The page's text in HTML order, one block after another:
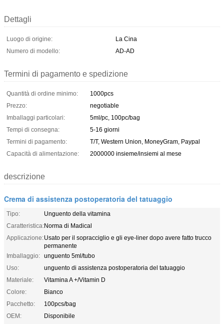
Dettagli
Luogo di origine:
La Cina
Numero di modello:
AD-AD
Termini di pagamento e spedizione
Quantità di ordine minimo:
1000pcs
Prezzo:
negotiable
Imballaggi particolari:
5ml/pc, 100pc/bag
Tempi di consegna:
5-16 giorni
Termini di pagamento:
T/T, Western Union, MoneyGram, Paypal
Capacità di alimentazione:
2000000 insieme/insiemi al mese
descrizione
Crema di assistenza postoperatoria del tatuaggio
Tipo:
Unguento della vitamina
Caratteristica:Norma di Madical
Applicazione:Usato per il sopracciglio e gli eye-liner dopo avere fatto trucco
permanente
Imballaggio: unguento 5ml/tubo
Uso:
unguento di assistenza postoperatoria del tatuaggio
Materiale:
Vitamina A +/Vitamin D
Colore:
Bianco
Pacchetto:
100pcs/bag
OEM:
Disponibile